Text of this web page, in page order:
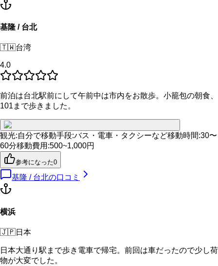
基隆 / 台北
🇹🇼台湾
4.0
前泊は台北駅前にして午前中は市内をお散歩。小籠包の朝食、
101まで歩きました。
観光:自分で移動手段:バス・電車・タクシーなど移動時間:30〜
60分移動費用 :500~1,000円
参考になった0
基隆 / 台北の口コミ
横浜
🇯🇵日本
日本大通り駅まで歩き電車で帰宅。前回は車だったので少し荷
物が大変でした。